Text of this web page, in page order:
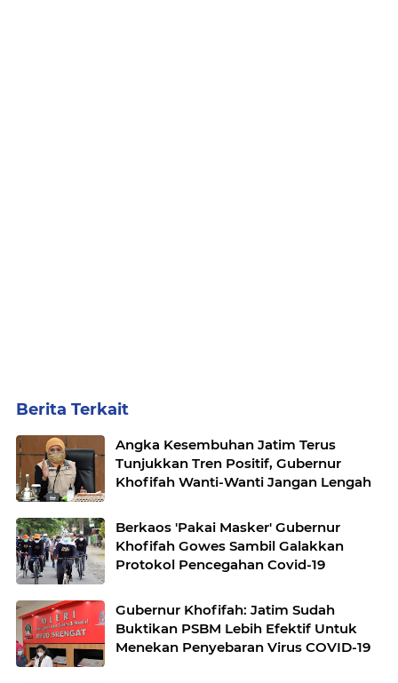
Berita Terkait
Angka Kesembuhan Jatim Terus
Tunjukkan Tren Positif, Gubernur
Khofifah Wanti-Wanti Jangan Lengah
Berkaos 'Pakai Masker' Gubernur
Khofifah Gowes Sambil Galakkan
Protokol Pencegahan Covid-19
Gubernur Khofifah: Jatim Sudah
Buktikan PSBM Lebih Efektif Untuk
Menekan Penyebaran Virus COVID-19